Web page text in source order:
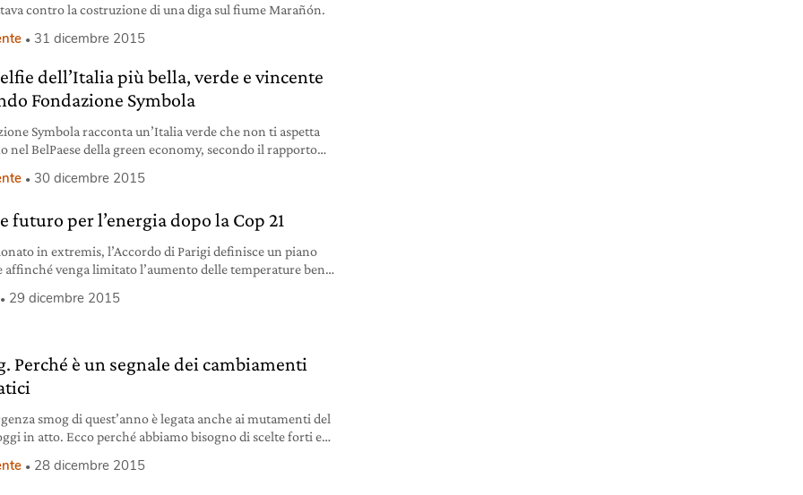
contro la costruzione di una diga sul fiume Marañón.
31 dicembre 2015
dell’Italia più bella, verde e vincente
Fondazione Symbola
Symbola racconta un’Italia verde che non ti aspetta
nel BelPaese della green economy, secondo il rapporto
della sfida del clima, un dossier che sembra
riciclo, efficienza energetica e integrazione
30 dicembre 2015
futuro per l’energia dopo la Cop 21
in extremis, l’Accordo di Parigi definisce un piano
affinché venga limitato l’aumento delle temperature ben
29 dicembre 2015
Perché è un segnale dei cambiamenti
smog di quest’anno è legata anche ai mutamenti del
in atto. Ecco perché abbiamo bisogno di scelte forti e
28 dicembre 2015